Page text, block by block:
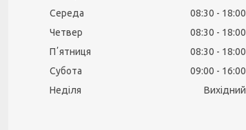
Середа
08:30
18:00
Четвер
08:30
18:00
Пʼятниця
08:30
18:00
Субота
09:00
16:00
Неділя
Вихідний